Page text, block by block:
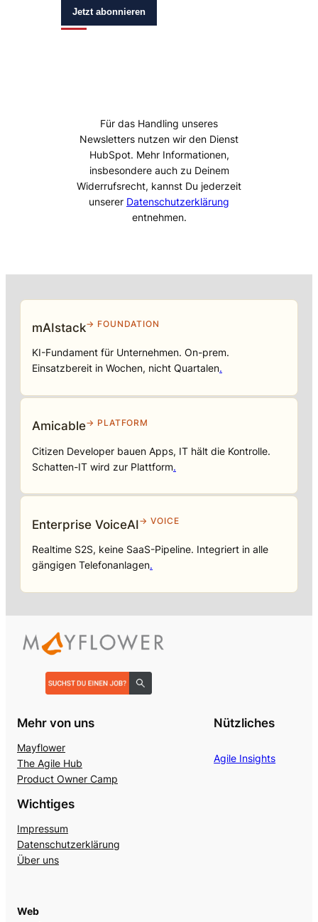
Jetzt abonnieren
Für das Handling unseres
Newsletters nutzen wir den Dienst
HubSpot. Mehr Informationen,
insbesondere auch zu Deinem
Widerrufsrecht, kannst Du jederzeit
unserer Datenschutzerklärung
entnehmen.
mAIstack→ FOUNDATION
KI-Fundament für Unternehmen. On-prem.
Einsatzbereit in Wochen, nicht Quartalen.
Amicable→ PLATFORM
Citizen Developer bauen Apps, IT hält die Kontrolle.
Schatten-IT wird zur Plattform.
Enterprise VoiceAI→ VOICE
Realtime S2S, keine SaaS-Pipeline. Integriert in alle
gängigen Telefonanlagen.
Mehr von uns
Mayflower
The Agile Hub
Product Owner Camp
Nützliches
Agile Insights
Wichtiges
Impressum
Datenschutzerklärung
Über uns
Web